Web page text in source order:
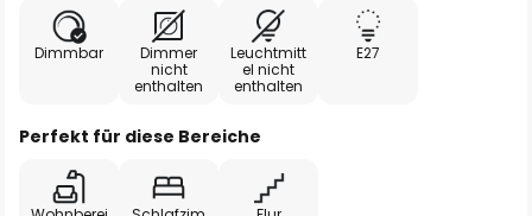
Dimmbar
Dimmer
nicht
enthalten
Leuchtmitt
el nicht
enthalten
E27
Perfekt für diese Bereiche